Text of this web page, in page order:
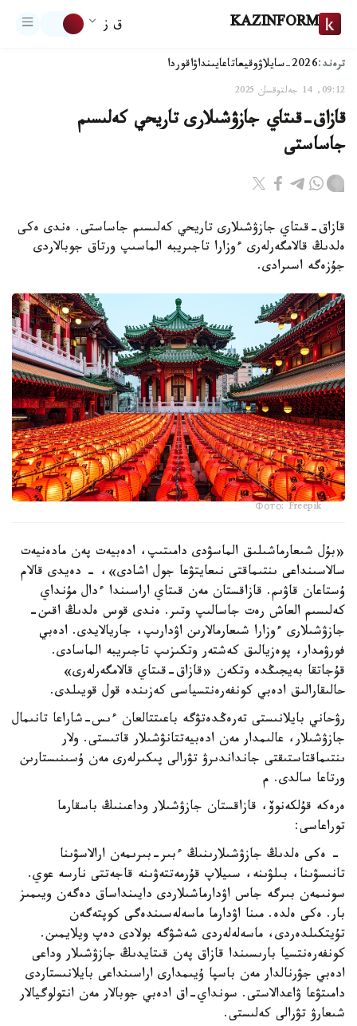
KAZINFORM ق ز
ترەند:2026-سايلاۋ وقيعاتاعايىنداۋاقوردا
09:12, 14 جەلتوقسان 2025
قازاق-قىتاي جازۋشىلارى تاريحي كەلىسىم
جاساستى
قازاق-قىتاي جازۋشىلارى تاريحي كەلىسىم جاساستى. ەندى ەكى
ەلدىڭ قالامگەرلەرى ءوزارا تاجىريبە الماسىپ ورتاق جوبالاردى
جۇزەگە اسىرادى.
Фото: Freepik
«بۇل شىعارماشىلىق الماسۋدى دامىتىپ، ادەبيەت پەن مادەنيەت
سالاسىنداعى ىنتىماقتى نىعايتۋعا جول اشادى»، - دەيدى قالام
ۇستاعان قاۋىم. قازاقستان مەن قىتاي اراسىندا ءدال مۇنداي
كەلىسىم العاش رەت جاسالىپ وتىر. ەندى قوس ەلدىڭ اقىن-
جازۋشىلارى ءوزارا شىعارمالارىن اۋدارىپ، جاريالايدى. ادەبي
فورۋمدار، پوەزيالىق كەشتەر وتكىزىپ تاجىريبە الماسادى.
قۇجاتقا بەيجىڭدە وتكەن «قازاق-قىتاي قالامگەرلەرى»
حالىقارالىق ادەبي كونفەرەنتسياسى كەزىندە قول قويىلدى.
رۋحاني بايلانىستى تەرەڭدەتۋگە باعىتتالعان ءىس-شاراعا تانىمال
جازۋشىلار، عالىمدار مەن ادەبيەتتانۋشىلار قاتىستى. ولار
ىنتىماقتاستىقتى جانداندىرۋ تۋرالى پىكىرلەرى مەن ۇسىنىستارىن
ورتاعا سالدى. م
ەرەكە قۇلكەنوۆ، قازاقستان جازۋشىلار وداعىنىڭ باسقارما
توراعاسى:
- ەكى ەلدىڭ جازۋشىلارىنىڭ ءبىر-بىرىمەن ارالاسۋىنا
تانىسۋىنا، بىلۋىنە، سىيلاپ قۇرمەتتەۋىنە قاجەتتى نارسە عوي.
سونىمەن بىرگە جاس اۋدارماشىلاردى دايىنداساق دەگەن ويىمىز
بار. ەكى ەلدە. مىنا اۋدارما ماسەلەسىندەگى كوپتەگەن
تۇيتكىلدەردى، ماسەلەلەردى شەشۋگە بولادى دەپ ويلايمىن.
كونفەرەنتسيا بارىسىندا قازاق پەن قىتايدىڭ جازۋشىلار وداعى
ادەبي جۋرنالدار مەن باسپا ۇيىمدارى اراسىنداعى بايلانىستاردى
دامىتۋعا ۋاعدالاستى. سونداي-اق ادەبي جوبالار مەن انتولوگيالار
شىعارۋ تۋرالى كەلىستى.